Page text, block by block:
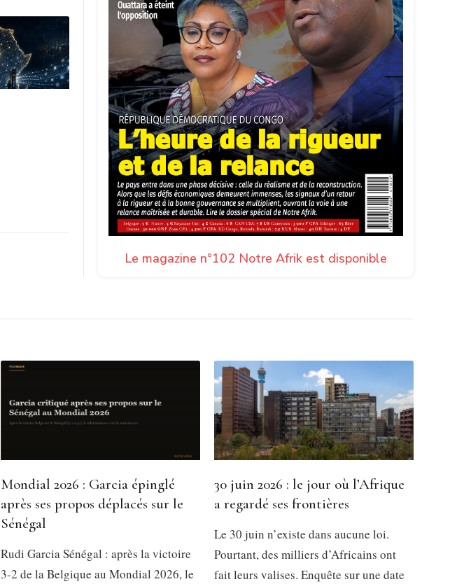
Le magazine n°102 Notre Afrik est disponible
Mondial 2026 : Garcia épinglé
après ses propos déplacés sur le
Sénégal
Rudi Garcia Sénégal : après la victoire
3-2 de la Belgique au Mondial 2026, le
30 juin 2026 : le jour où l’Afrique
a regardé ses frontières
Le 30 juin n’existe dans aucune loi.
Pourtant, des milliers d’Africains ont
fait leurs valises. Enquête sur une date